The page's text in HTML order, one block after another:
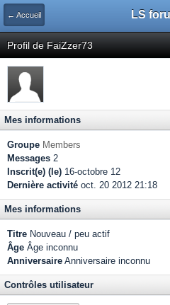
← Accueil LS
Profil de FaiZzer73
Mes informations
Groupe Members
Messages 2
Inscrit(e) (le) 16-octobre 12
Dernière activité oct. 20 2012 21:18
Mes informations
Titre Nouveau / peu actif
Âge Âge inconnu
Anniversaire Anniversaire inconnu
Contrôles utilisateur